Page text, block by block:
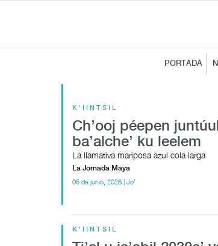
PORTADA
K'IINTSIL
Ch’ooj péepen
ba’alche’ ku leelem
La llamativa mariposa azul cola larga
La Jornada Maya
05 de junio, 2026 | Jo’
K'IINTSIL